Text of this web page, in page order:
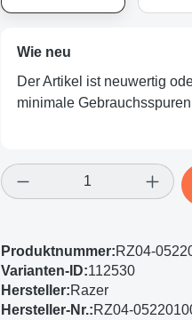
Wie neu
Der Artikel ist neuwertig
minimale
Produkt Anzahl:
Produktnummer:RZ04-
Varianten-ID:112530
Hersteller:Razer
Hersteller-Nr.:RZ04-